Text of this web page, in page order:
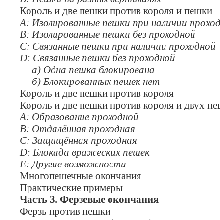
Король и две пешки против короля и пешки
А: Изолированные пешки при наличии
В: Изолированные пешки без проходной
С: Связанные пешки при наличии проходной
D: Связанные пешки без проходной
а) Одна пешка блокирована
б) Блокированных пешек нет
Король и две пешки против короля
Король и две пешки против короля и двух
А: Образование проходной
В: Отдалённая проходная
С: Защищённая проходная
D: Блокада вражеских пешек
Е: Другие возможности
Многопешечные окончания
Практические примеры
Часть 3. Ферзевые окончания
Ферзь против пешки